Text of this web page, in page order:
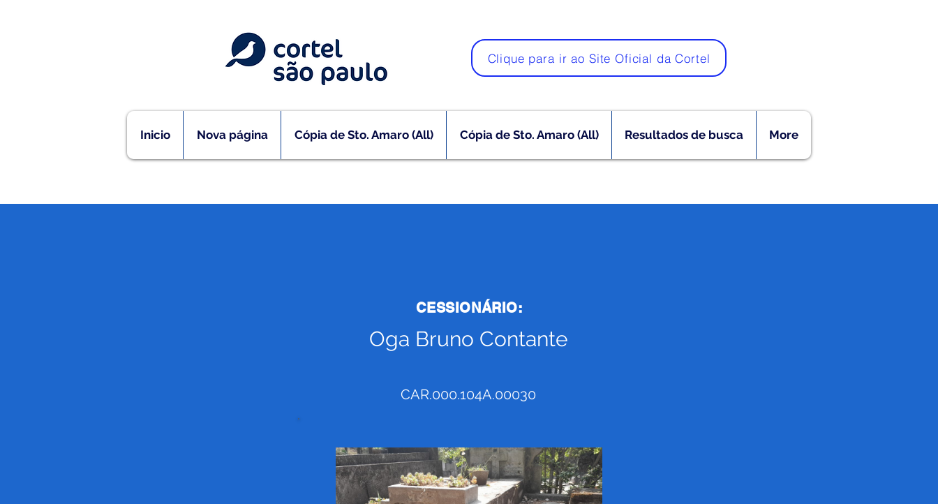
Clique para ir ao Site Oficial da Cortel
Inicio Nova página Cópia de Sto. Amaro (All) Cópia de Sto. Amaro (All) Resultados de busca More
CESSIONÁRIO:
Oga Bruno Contante
CAR.000.104A.00030